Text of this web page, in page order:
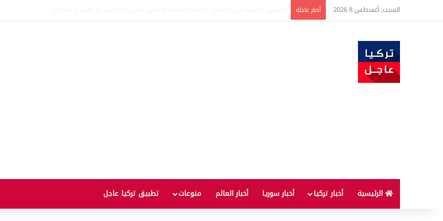
السبت, أغسطس 8 2026 أخبار عاجلة
الرئيسية أخبار تركيا أخبار سوريا أخبار العالم منوعات تطبيق تركيا عاجل